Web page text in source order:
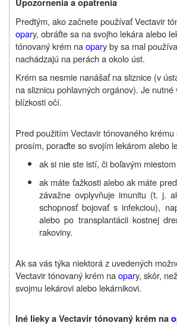
Upozornenia a opatrenia
Predtým, ako začnete používať Vectavir
opary, obráťte sa na svojho lekára alebo
tónovaný krém naopary by sa mal
nachádzajú na perách a okolo úst.
Krém sa nesmie nanášať na sliznice (v
na sliznicu pohlavných orgánov). Je
blízkosti očí.
Pred použitím Vectavir tónovaného krému
prosím, poraďte so svojím lekárom alebo
ak si nie ste istí, či boľavým
ak máte ťažkosti alebo ak máte
závažne ovplyvňuje imunitu (t. j.
schopnosť bojovať s infekciou),
alebo po transplantácii kostnej
rakoviny.
Ak sa vás týka niektorá z uvedených
Vectavir tónovaný krém naopary, skôr,
svojmu lekárovi alebo lekárnikovi.
Iné lieky a Vectavir tónovaný krém na